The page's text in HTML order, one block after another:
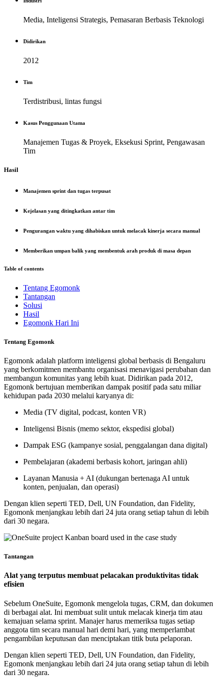
Media, Inteligensi Strategis, Pemasaran Berbasis Teknologi
Didirikan
2012
Tim
Terdistribusi, lintas fungsi
Kasus Penggunaan Utama
Manajemen Tugas & Proyek, Eksekusi Sprint, Pengawasan
Tim
Hasil
Manajemen sprint dan tugas terpusat
Kejelasan yang ditingkatkan antar tim
Pengurangan waktu yang dihabiskan untuk melacak kinerja secara manual
Memberikan umpan balik yang membentuk arah produk di masa depan
Table of contents
Tentang Egomonk
Tantangan
Solusi
Hasil
Egomonk Hari Ini
Tentang Egomonk
Egomonk adalah platform inteligensi global berbasis di Bengaluru
yang berkomitmen membantu organisasi menavigasi perubahan dan
membangun komunitas yang lebih kuat. Didirikan pada 2012,
Egomonk bertujuan memberikan dampak positif pada satu miliar
kehidupan pada 2030 melalui karyanya di:
Media (TV digital, podcast, konten VR)
Inteligensi Bisnis (memo sektor, ekspedisi global)
Dampak ESG (kampanye sosial, penggalangan dana digital)
Pembelajaran (akademi berbasis kohort, jaringan ahli)
Layanan Manusia + AI (dukungan bertenaga AI untuk
konten, penjualan, dan operasi)
Dengan klien seperti TED, Dell, UN Foundation, dan Fidelity,
Egomonk menjangkau lebih dari 24 juta orang setiap tahun di lebih
dari 30 negara.
Tantangan
Alat yang terputus membuat pelacakan produktivitas tidak
efisien
Sebelum OneSuite, Egomonk mengelola tugas, CRM, dan dokumen
di berbagai alat. Ini membuat sulit untuk melacak kinerja tim atau
kemajuan selama sprint. Manajer harus memeriksa tugas setiap
anggota tim secara manual hari demi hari, yang memperlambat
pengambilan keputusan dan menciptakan titik buta pelaporan.
Dengan klien seperti TED, Dell, UN Foundation, dan Fidelity,
Egomonk menjangkau lebih dari 24 juta orang setiap tahun di lebih
dari 30 negara.